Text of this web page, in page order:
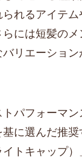
れるアイテ
には短髪の
リエーショ
パフォーマン
に選んだ推奨
トキャップ